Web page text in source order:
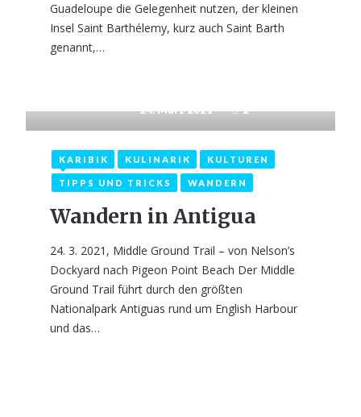
Guadeloupe die Gelegenheit nutzen, der kleinen
Insel Saint Barthélemy, kurz auch Saint Barth
genannt,…
24. März 2021 2
KARIBIK KULINARIK KULTUREN
TIPPS UND TRICKS WANDERN
Wandern in Antigua
24. 3. 2021, Middle Ground Trail – von Nelson’s
Dockyard nach Pigeon Point Beach Der Middle
Ground Trail führt durch den größten
Nationalpark Antiguas rund um English Harbour
und das…